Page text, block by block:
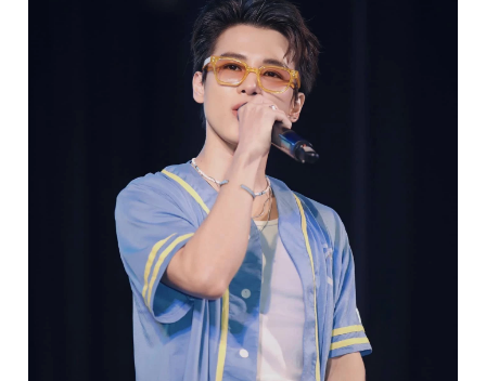
Liên hệ quảng cáo
0908 780 404
RSS Tòa soạn
Tổng biên tập: Nguyễn Ngọc Toàn
Phó tổng biên tập thường trực: Hải Thành
Phó tổng biên tập: Lâm Hiếu Dũng
Phó tổng biên tập: Trần Việt Hưng
Tổng thư ký tòa soạn: Đức Trung
Giấy phép xuất bản số 110/GP - BTTTT cấp ngày 24.3.2020
© 2003-2026 Bản quyền thuộc về Báo Thanh Niên. Cấm sao
chép dưới mọi hình thức nếu không có sự chấp thuận bằng văn
bản. Phát triển bởi ePi Technologies, JSC.